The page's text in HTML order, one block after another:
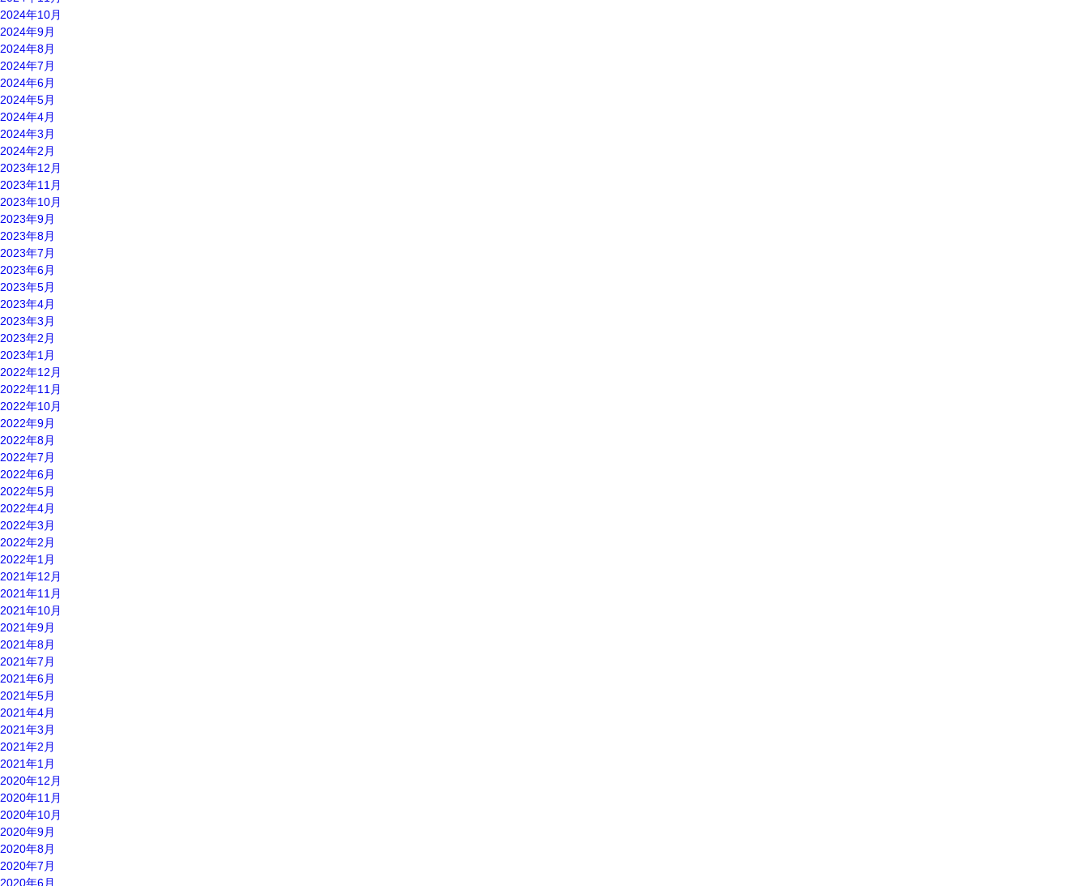
2024年10月
2024年9月
2024年8月
2024年7月
2024年6月
2024年5月
2024年4月
2024年3月
2024年2月
2023年12月
2023年11月
2023年10月
2023年9月
2023年8月
2023年7月
2023年6月
2023年5月
2023年4月
2023年3月
2023年2月
2023年1月
2022年12月
2022年11月
2022年10月
2022年9月
2022年8月
2022年7月
2022年6月
2022年5月
2022年4月
2022年3月
2022年2月
2022年1月
2021年12月
2021年11月
2021年10月
2021年9月
2021年8月
2021年7月
2021年6月
2021年5月
2021年4月
2021年3月
2021年2月
2021年1月
2020年12月
2020年11月
2020年10月
2020年9月
2020年8月
2020年7月
2020年6月